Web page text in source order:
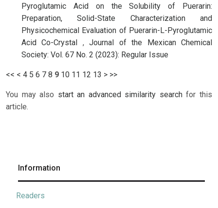
Pyroglutamic Acid on the Solubility of Puerarin:
Preparation, Solid-State Characterization and
Physicochemical Evaluation of Puerarin-L-Pyroglutamic
Acid Co-Crystal ,Journal of the Mexican Chemical
Society: Vol. 67 No. 2 (2023): Regular Issue
<< < 4 5 6 7 8 9 10 11 12 13 > >>
You may also start an advanced similarity searchfor this
article.
Information
Readers